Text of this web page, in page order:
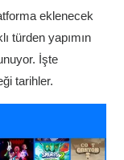
eklenecek
türden yapımın
İşte
tarihler.